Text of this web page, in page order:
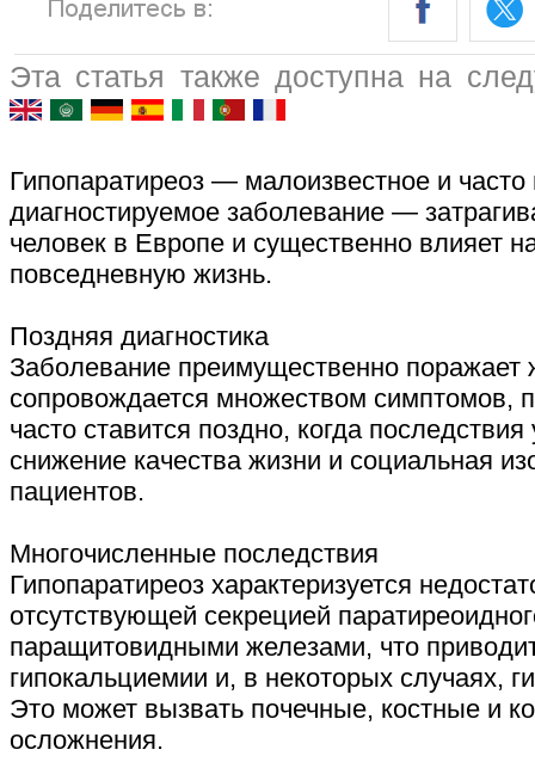
Эта статья также доступна на
Гипопаратиреоз — малоизвестное и часто
диагностируемое заболевание —
человек в Европе и существенно влияет
повседневную жизнь.
Поздняя диагностика
Заболевание преимущественно
сопровождается множеством симптомов,
часто ставится поздно, когда
снижение качества жизни и социальная
пациентов.
Многочисленные последствия
Гипопаратиреоз характеризуется
отсутствующей секрецией
паращитовидными железами, что
гипокальциемии и, в некоторых случаях,
Это может вызвать почечные, костные и
осложнения.